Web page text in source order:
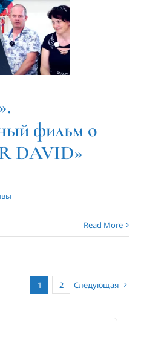
о
отзывы
фильм о
DAVID»
Read More
1 2 Следующая